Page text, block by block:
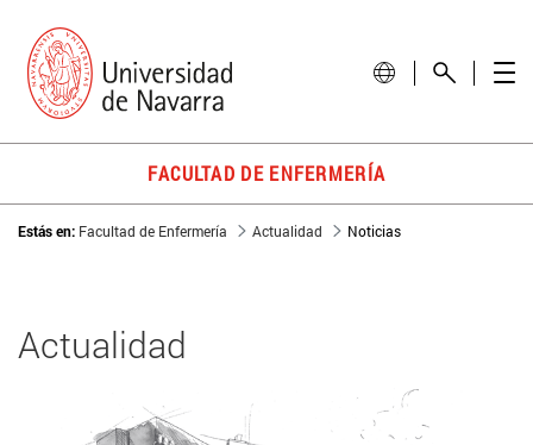
FACULTAD DE ENFERMERÍA
Estás en: Facultad de Enfermería Actualidad Noticias
Actualidad